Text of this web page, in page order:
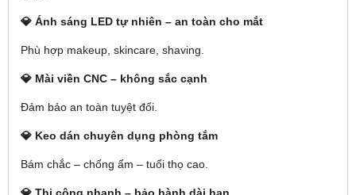
💎 Ánh sáng LED tự nhiên – an toàn cho mắt
Phù hợp makeup, skincare, shaving.
💎 Mài viền CNC – không sắc cạnh
Đảm bảo an toàn tuyệt đối.
💎 Keo dán chuyên dụng phòng tắm
Bám chắc – chống ẩm – tuổi thọ cao.